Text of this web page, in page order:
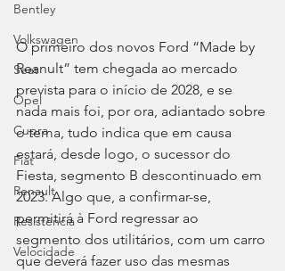
Bentley
Volkswagen
Seat
Opel
Cupra
Fiat
Renault
Resistência
Velocidade
O primeiro dos novos Ford “Made by
Reanult” tem chegada ao mercado
prevista para o início de 2028, e se
nada mais foi, por ora, adiantado sobre
o tema, tudo indica que em causa
estará, desde logo, o sucessor do
Fiesta, segmento B descontinuado em
2023. Algo que, a confirmar-se,
permitirá à Ford regressar ao
segmento dos utilitários, com um carro
que deverá fazer uso das mesmas